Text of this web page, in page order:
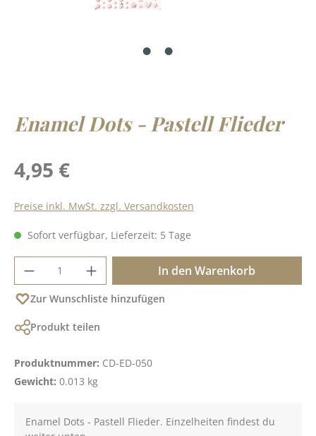
Enamel Dots - Pastell Flieder
Regulärer Preis:
4,95 €
Preise inkl. MwSt. zzgl. Versandkosten
Sofort verfügbar, Lieferzeit: 5 Tage
Produkt Anzahl: Gib den gewünschten
In den Warenkorb
Zur Wunschliste hinzufügen
Produkt teilen
Produktnummer: CD-ED-050
Gewicht: 0.013 kg
Enamel Dots - Pastell Flieder. Einzelheiten findest du